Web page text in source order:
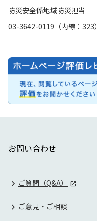
防災安全係地域防災担当
03-3642-0119（内線：323）
お問い合わせ
ご質問（Q&A）
ご意見・ご相談